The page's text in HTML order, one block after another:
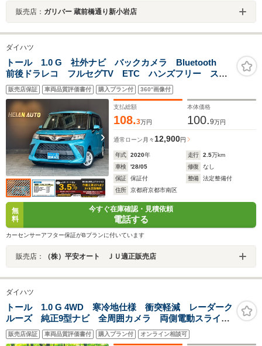
販売店： ガリバー 蔵前橋通り新小岩店
ダイハツ
トール 1.0 G 社外ナビ バックカメラ Bluetooth
前後ドラレコ フルセグTV ETC ハンズフリー スマ
ートキー CD DVD オートライト LED 片側電動ス
ライドドア プッシュスタート
販売店保証 車両品質評価書付 購入プラン付 360°画像付
支払総額
108.3万円
本体価格
100.9万円
通常ローン 月々 12,900円
年式 2020年 走行 2.5万km
車検
'28/05 修復
なし
保証
保証付 整備
法定整備付
住所
京都府京都市南区
無
料
今すぐ在庫確認・見積依頼
電話する
カーセンサーアフター保証がBプランに付いています
販売店： （株）平安オート ＪＵ適正販売店
ダイハツ
トール 1.0 G 4WD 寒冷地仕様 衝突軽減 レーダーク
ルーズ 純正9型ナビ 全周囲カメラ 両側電動スライ
ド LEDヘッド シートヒーター ETC Bluetooth フ
ルセグ CD/DVD ドラレコ USB入力端子
販売店保証 車両品質評価書付 購入プラン付 オンライン相談可